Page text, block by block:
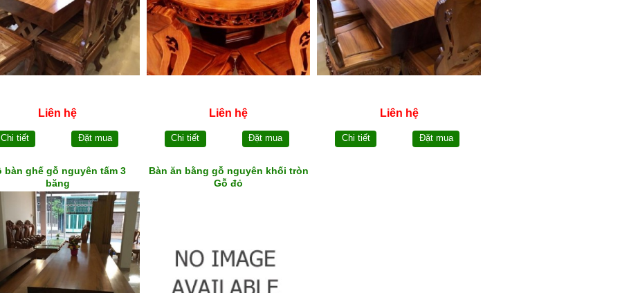
Liên hệ
Chi tiết Đặt mua
Liên hệ
Chi tiết Đặt mua
Liên hệ
Chi tiết Đặt mua
bàn ghế gỗ nguyên tấm 3
băng
Bàn ăn bằng gỗ nguyên khối tròn
Gỗ đỏ